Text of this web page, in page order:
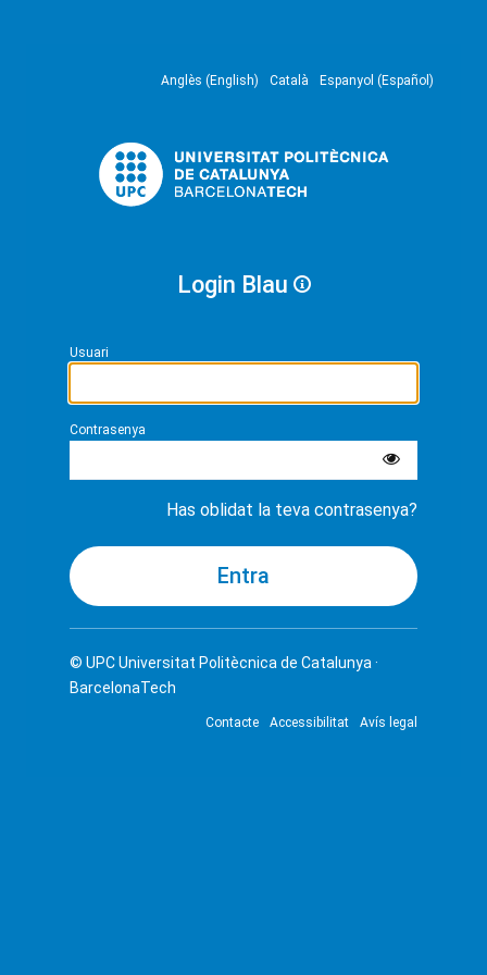
Anglès (English) Català Espanyol (Español)
Login Blau
Usuari
Contrasenya
Has oblidat la teva contrasenya?
© UPCUniversitat Politècnica de Catalunya ·
BarcelonaTech
Contacte Accessibilitat Avís legal